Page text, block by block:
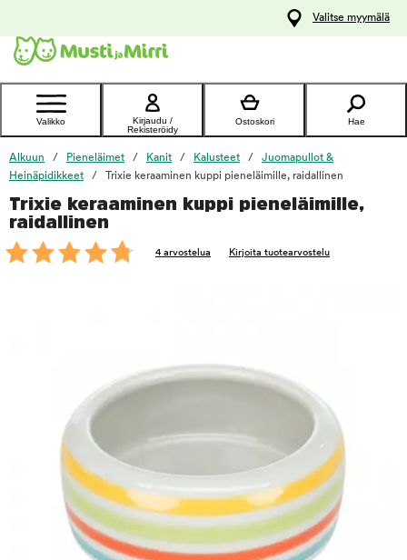
Ota yhteyttä
asiakaspalveluun
Valitse myymälä
Valikko
Kirjaudu /
Rekisteröidy
Ostoskori Hae
Alkuun Pieneläimet Kanit Kalusteet
Juomapullot &
Heinäpidikkeet
Trixie keraaminen kuppi pieneläimille, raidallinen
Trixie keraaminen kuppi pieneläimille,
raidallinen
4 arvostelua Kirjoita tuotearvostelu
foo